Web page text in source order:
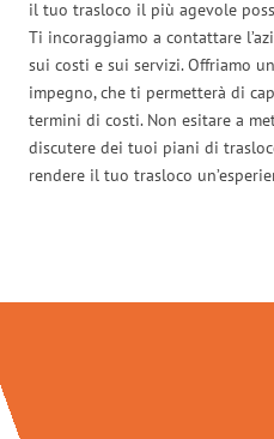
il tuo trasloco il più agevole
Ti incoraggiamo a contattare
sui costi e sui servizi. Offriamo
impegno, che ti permetterà di
termini di costi. Non esitare a
discutere dei tuoi piani di
rendere il tuo trasloco